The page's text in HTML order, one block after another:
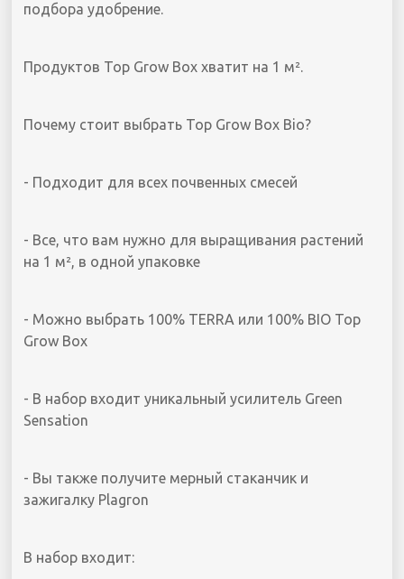
подбора удобрение.
Продуктов Top Grow Box хватит на 1 м².
Почему стоит выбрать Top Grow Box Bio?
- Подходит для всех почвенных смесей
- Все, что вам нужно для выращивания растений
на 1 м², в одной упаковке
- Можно выбрать 100% TERRA или 100% BIO Top
Grow Box
- В набор входит уникальный усилитель Green
Sensation
- Вы также получите мерный стаканчик и
зажигалку Plagron
В набор входит: